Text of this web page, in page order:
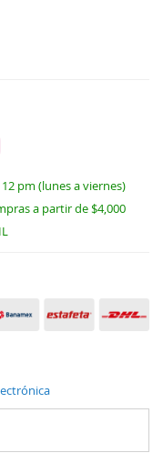
pm (lunes a viernes)
a partir de $4,000